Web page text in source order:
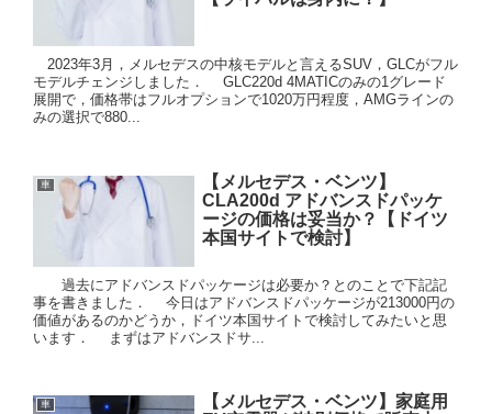
2023年3月，メルセデスの中核モデルと言えるSUV，GLCがフル
モデルチェンジしました． GLC220d 4MATICのみの1グレード
展開で，価格帯はフルオプションで1020万円程度，AMGラインの
みの選択で880...
車
【メルセデス・ベンツ】
CLA200d アドバンスドパッケ
ージの価格は妥当か？【ドイツ
本国サイトで検討】
過去にアドバンスドパッケージは必要か？とのことで下記記
事を書きました． 今日はアドバンスドパッケージが213000円の
価値があるのかどうか，ドイツ本国サイトで検討してみたいと思
います． まずはアドバンスドサ...
車
【メルセデス・ベンツ】家庭用